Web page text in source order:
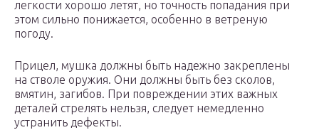
легкости хорошо летят, но точность попадания при
этом сильно понижается, особенно в ветреную
погоду.
Прицел, мушка должны быть надежно закреплены
на стволе оружия. Они должны быть без сколов,
вмятин, загибов. При повреждении этих важных
деталей стрелять нельзя, следует немедленно
устранить дефекты.